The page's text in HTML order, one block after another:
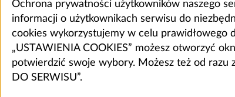
Ochrona prywatności użytkowników naszego
informacji o użytkownikach serwisu do
cookies wykorzystujemy w celu prawidłowego
„USTAWIENIA COOKIES” możesz otworzyć
potwierdzić swoje wybory. Możesz też od razu
DO SERWISU”.